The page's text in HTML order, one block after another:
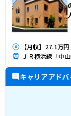
ＪＲ横浜線「中
キャリアアド